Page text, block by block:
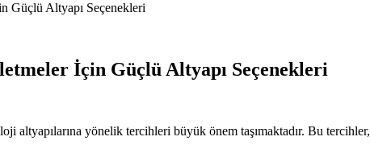
Güçlü Altyapı Seçenekleri
İçin Güçlü Altyapı Seçenekleri
altyapılarına yönelik tercihleri büyük önem taşımaktadır. Bu tercihler,